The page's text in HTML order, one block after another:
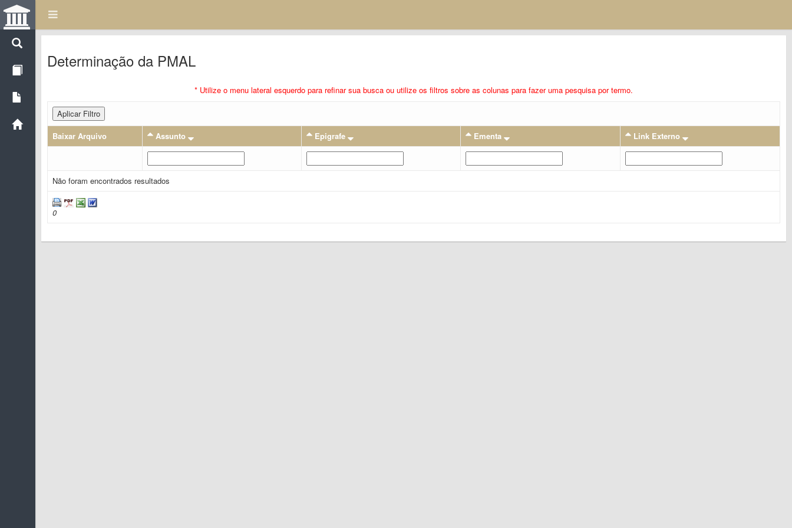
Determinação da PMAL
* Utilize o menu lateral esquerdo para refinar sua busca ou utilize os filtros sobre as colunas para fazer uma pesquisa por termo.
Aplicar Filtro
Baixar Arquivo
Assunto Epigrafe Ementa Link Externo
Não foram encontrados resultados
0